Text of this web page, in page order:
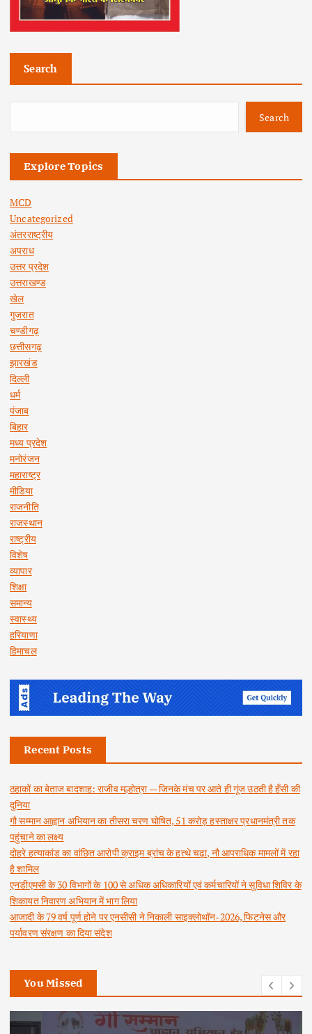
Search
Search
Explore Topics
MCD
Uncategorized
अंतरराष्ट्रीय
अपराध
उत्तर प्रदेश
उत्तराखण्ड
खेल
गुजरात
चण्डीगढ़
छत्तीसगढ़
झारखंड
दिल्ली
धर्म
पंजाब
बिहार
मध्य प्रदेश
मनोरंजन
महाराष्ट्र
मीडिया
राजनीति
राजस्थान
राष्ट्रीय
विशेष
व्यापार
शिक्षा
समान्य
स्वास्थ्य
हरियाणा
हिमाचल
Recent Posts
ठहाकों का बेताज बादशाह: राजीव मल्होत्रा — जिनके मंच पर आते ही गूंज उठती है हँसी की
दुनिया
गौ सम्मान आह्वान अभियान का तीसरा चरण घोषित, 51 करोड़ हस्ताक्षर प्रधानमंत्री तक
पहुंचाने का लक्ष्य
दोहरे हत्याकांड का वांछित आरोपी क्राइम ब्रांच के हत्थे चढ़ा, नौ आपराधिक मामलों में रहा
है शामिल
एनडीएमसी के 30 विभागों के 100 से अधिक अधिकारियों एवं कर्मचारियों ने सुविधा शिविर के
शिकायत निवारण अभियान में भाग लिया
आजादी के 79 वर्ष पूर्ण होने पर एनसीसी ने निकाली साइक्लोथॉन-2026, फिटनेस और
पर्यावरण संरक्षण का दिया संदेश
You Missed